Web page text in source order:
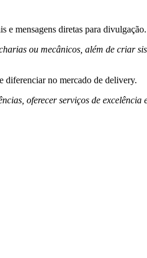
e mensagens diretas para divulgação.
ou mecânicos, além de criar
diferenciar no mercado de delivery.
oferecer serviços de excelência